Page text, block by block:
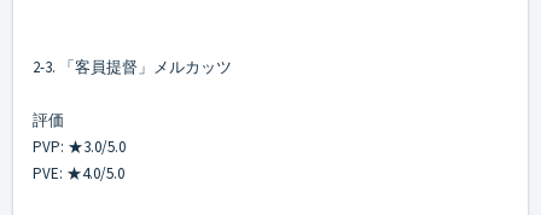
2-3. 「客員提督」メルカッツ
評価
PVP: ★3.0/5.0
PVE: ★4.0/5.0